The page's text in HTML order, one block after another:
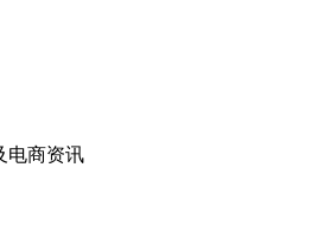
电商资讯